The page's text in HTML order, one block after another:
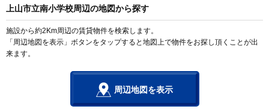
上山市立南小学校周辺の地図から探す
施設から約2Km周辺の賃貸物件を検索します。
「周辺地図を表示」ボタンをタップすると地図上で物件をお探し頂くことが出
来ます。
周辺地図を表示